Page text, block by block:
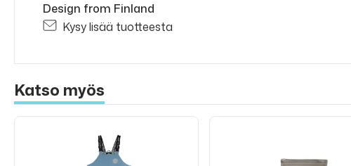
Design from Finland
Kysy lisää tuotteesta
Katso myös